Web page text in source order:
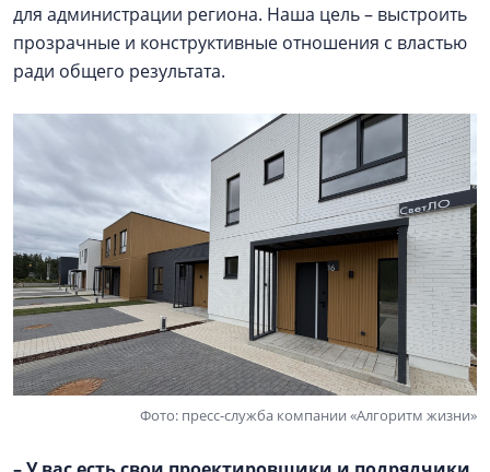
для администрации региона. Наша цель – выстроить
прозрачные и конструктивные отношения с властью
ради общего результата.
Фото: пресс-служба компании «Алгоритм жизни»